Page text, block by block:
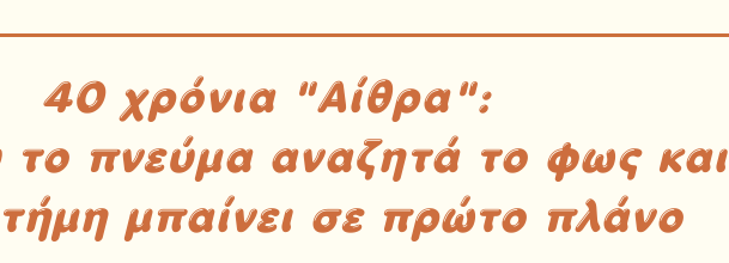
40 χρόνια "Αίθρα":
το πνεύμα αναζητά το φως και
μπαίνει σε πρώτο πλάνο